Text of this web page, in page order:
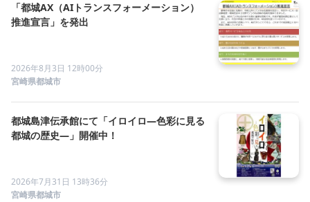
「都城AX（AIトランスフォーメーション）
推進宣言」を発出
2026年8月3日 12時00分
宮崎県都城市
都城島津伝承館にて「イロイロ―色彩に見る
都城の歴史―」開催中！
2026年7月31日 13時36分
宮崎県都城市